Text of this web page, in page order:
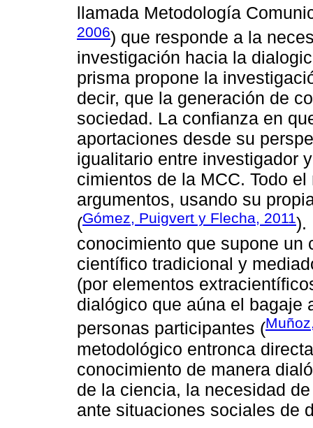
llamada Metodología
2006) que responde a la
investigación hacia la
prisma propone la
decir, que la generación de
sociedad. La confianza en
aportaciones desde su
igualitario entre investigador
cimientos de la MCC. Todo
argumentos, usando su
(Gómez, Puigvert y Flecha, 2011).
conocimiento que supone un
científico tradicional y
(por elementos
dialógico que aúna el bagaje
personas participantes (
metodológico entronca
conocimiento de manera
de la ciencia, la necesidad
ante situaciones sociales de